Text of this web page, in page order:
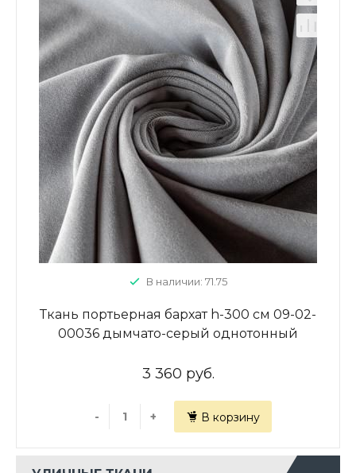
В наличии: 71.75
Ткань портьерная бархат h-300 см 09-02-
00036 дымчато-серый однотонный
3 360 руб.
- + В корзину